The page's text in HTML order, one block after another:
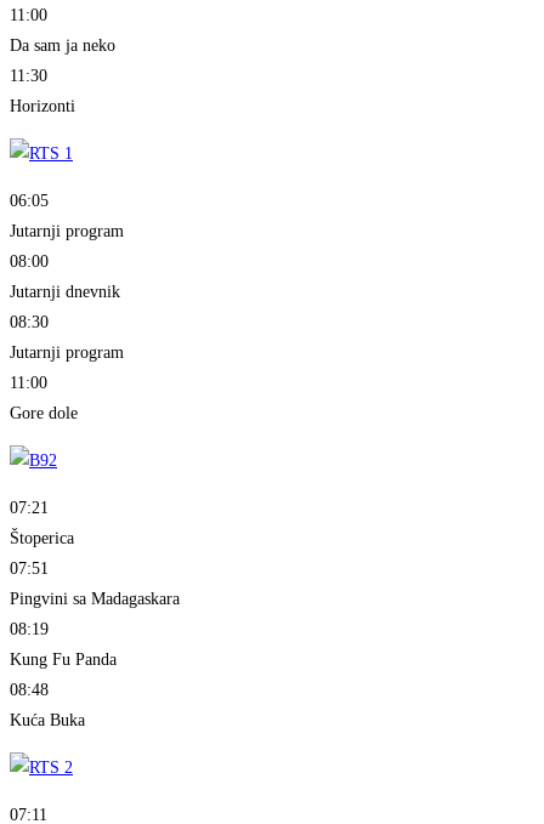
11:00
Da sam ja neko
11:30
Horizonti
06:05
Jutarnji program
08:00
Jutarnji dnevnik
08:30
Jutarnji program
11:00
Gore dole
07:21
Štoperica
07:51
Pingvini sa Madagaskara
08:19
Kung Fu Panda
08:48
Kuća Buka
07:11